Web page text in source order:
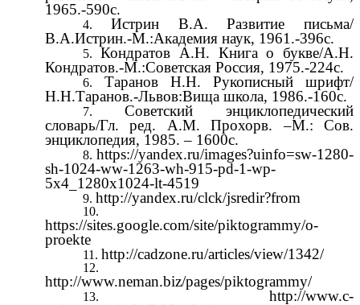
1965.-590с.
Истрин В.А. Развитие письма/
В.А.Истрин.-М.:Академия наук, 1961.-396с.
Кондратов А.Н. Книга о букве/А.Н.
Кондратов.-М.:Советская Россия, 1975.-224с.
Таранов Н.Н. Рукописный шрифт/
Н.Н.Таранов.-Львов:Вища школа, 1986.-160с.
Советский энциклопедический
словарь/Гл. ред. А.М. Прохорв. –М.: Сов.
энциклопедия, 1985. – 1600с.
https://yandex.ru/images?uinfo=sw-1280-
sh-1024-ww-1263-wh-915-pd-1-wp-
5x4_1280x1024-lt-4519
http://yandex.ru/clck/jsredir?from
https://sites.google.com/site/piktogrammy/o-
proekte
http://cadzone.ru/articles/view/1342/
http://www.neman.biz/pages/piktogrammy/
http://www.c-